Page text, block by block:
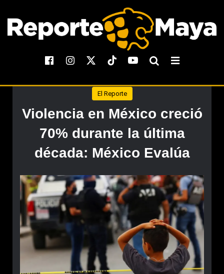
El Reporte
Violencia en México creció
70% durante la última
década: México Evalúa